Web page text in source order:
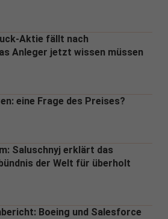
Aktie fällt nach
Anleger jetzt wissen müssen
eine Frage des Preises?
Saluschnyj erklärt das
der Welt für überholt
Boeing und Salesforce